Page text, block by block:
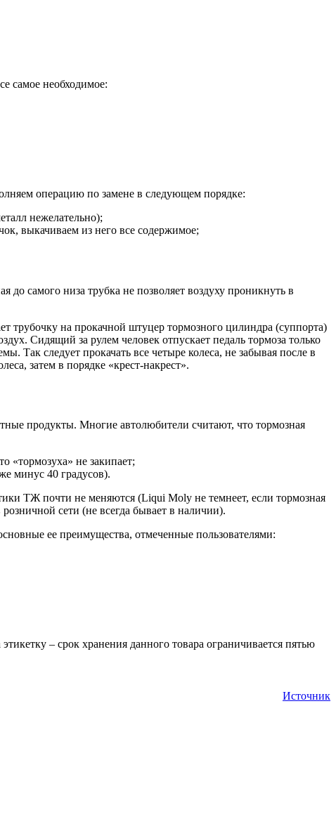
самое необходимое:
операцию по замене в следующем порядке:
нежелательно);
выкачиваем из него все содержимое;
самого низа трубка не позволяет воздуху проникнуть в
трубочку на прокачной штуцер тормозного цилиндра (суппорта)
Сидящий за рулем человек отпускает педаль тормоза только
Так следует прокачать все четыре колеса, не забывая после в
затем в порядке «крест-накрест».
продукты. Многие автолюбители считают, что тормозная
«тормозуха» не закипает;
минус 40 градусов).
ТЖ почти не меняются (Liqui Moly не темнеет, если тормозная
сети (не всегда бывает в наличии).
ее преимущества, отмеченные пользователями:
– срок хранения данного товара ограничивается пятью
Источник